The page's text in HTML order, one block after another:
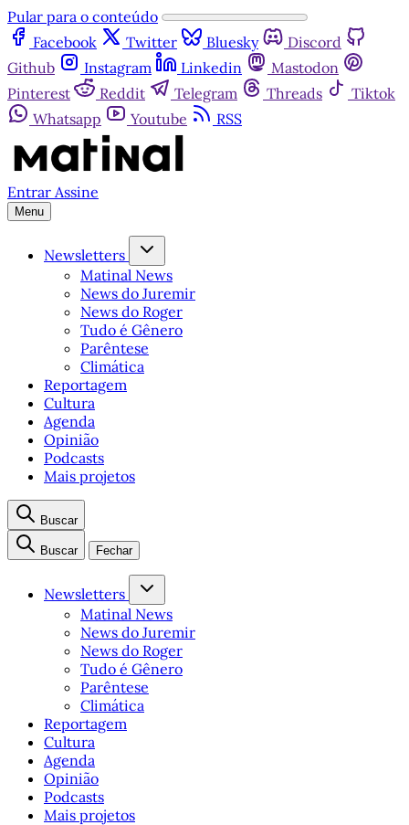
Pular para o conteúdo
Facebook
Twitter Bluesky
Discord
Github
Instagram Linkedin
Mastodon
Pinterest
Reddit Telegram Threads
Tiktok
Whatsapp
Youtube RSS
Entrar Assine
Menu
Newsletters
Matinal News
News do Juremir
News do Roger
Tudo é Gênero
Parêntese
Climática
Reportagem
Cultura
Agenda
Opinião
Podcasts
Mais projetos
Buscar
Buscar Fechar
Newsletters
Matinal News
News do Juremir
News do Roger
Tudo é Gênero
Parêntese
Climática
Reportagem
Cultura
Agenda
Opinião
Podcasts
Mais projetos